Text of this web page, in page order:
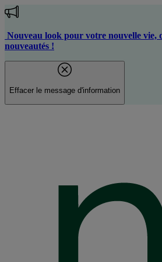
Aller
au
contenu
principal
Nouveau look pour votre nouvelle vie,
nouveautés !
Effacer le message d'information